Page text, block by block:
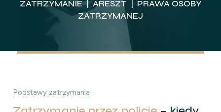
ZATRZYMANIE | ARESZT | PRAWA OSOBY
ZATRZYMANEJ
Podstawy zatrzymania